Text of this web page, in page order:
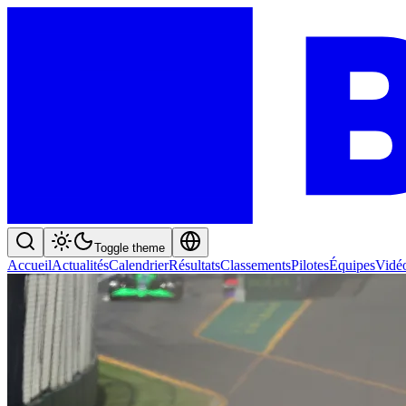
Toggle theme
AccueilActualitésCalendrierRésultatsClassementsPilotesÉquipes